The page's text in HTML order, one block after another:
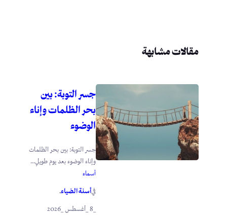
مقالات مشابهة
جسر التوبة: بين
بحر الظلمات وإناء
الوضوء
جسر التوبة: بين بحر الظلمات
وإناء الوضوء بعد يوم طويلٍ...
أسماء
فيأسنة الضياء.